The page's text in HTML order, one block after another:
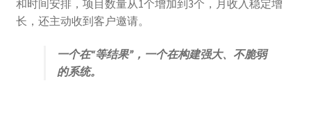
和时间安排，项目数量从1个增加到3个，月收入稳定增
长，还主动收到客户邀请。
一个在“等结果”，一个在构建强大、不脆弱
的系统。